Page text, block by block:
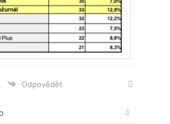
Odpovědět